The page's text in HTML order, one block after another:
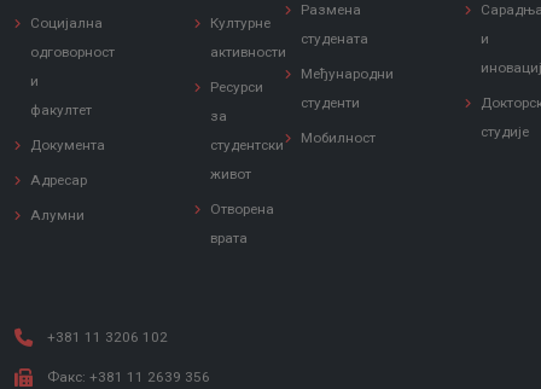
Социјална
одговорност
и
факултет
Документа
Адресар
Алумни
Културне
активности
Ресурси
за
студентски
живот
Отворена
врата
Размена
студената
Међународни
студенти
Мобилност
и
студије
+381 11 3206 102
Факс: +381 11 2639 356